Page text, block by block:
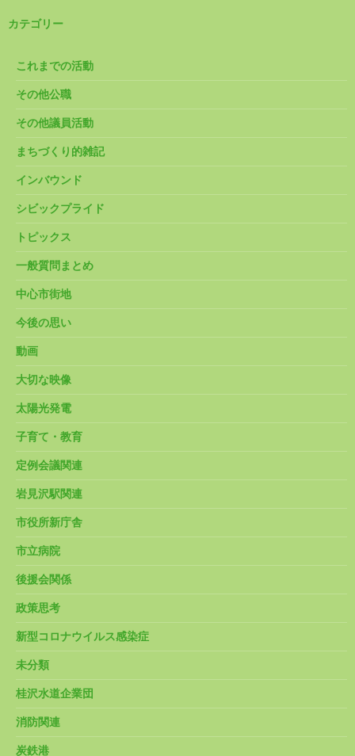
カテゴリー
これまでの活動
その他公職
その他議員活動
まちづくり的雑記
インバウンド
シビックプライド
トピックス
一般質問まとめ
中心市街地
今後の思い
動画
大切な映像
太陽光発電
子育て・教育
定例会議関連
岩見沢駅関連
市役所新庁舎
市立病院
後援会関係
政策思考
新型コロナウイルス感染症
未分類
桂沢水道企業団
消防関連
炭鉄港